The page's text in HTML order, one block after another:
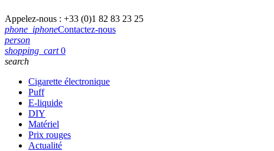
Appelez-nous : +33 (0)1 82 83 23 25
phone_iphoneContactez-nous
person
shopping_cart 0
search
Cigarette électronique
Puff
E-liquide
DIY
Matériel
Prix rouges
Actualité